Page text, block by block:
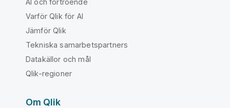
Varför Qlik för AI
Jämför Qlik
Tekniska samarbetspartners
Datakällor och mål
Qlik-regioner
Om Qlik